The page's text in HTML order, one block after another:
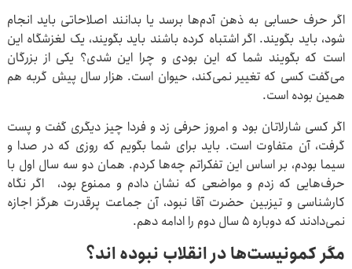
اگر حرف حسابی به ذهن آدم‌ها برسد یا بدانند اصلاحاتی باید انجام
شود، باید بگویند. اگر اشتباه کرده باشند باید بگویند، یک لغزشگاه این
است که بگویند شما که این بودی و چرا این شدی؟ یکی از بزرگان
می‌گفت کسی که تغییر نمی‌کند، حیوان است. هزار سال پیش گربه هم
همین بوده است.
اگر کسی شارلاتان بود و امروز حرفی زد و فردا چیز دیگری گفت و پست
گرفت، آن متفاوت است. باید برای شما بگویم که روزی که در صدا و
سیما بودم، بر اساس این تفکراتم چه‌ها کردم. همان دو سه سال اول با
حرف‌هایی که زدم و مواضعی که نشان دادم و ممنوع بود، اگر نگاه
کارشناسی و تیزبین حضرت آقا نبود، آن جماعت پرقدرت هرگز اجازه
نمی‌دادند که دوباره ۵ سال دوم را ادامه دهم.
مگر کمونیست‌ها در انقلاب نبوده اند؟